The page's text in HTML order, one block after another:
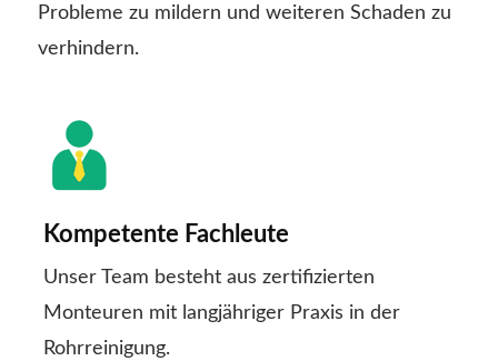
Probleme zu mildern und weiteren Schaden zu
verhindern.
Kompetente Fachleute
Unser Team besteht aus zertifizierten
Monteuren mit langjähriger Praxis in der
Rohrreinigung.